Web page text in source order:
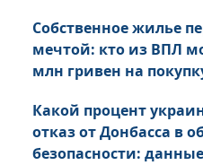
Собственное жилье
мечтой: кто из ВПЛ
млн гривен на
Какой процент
отказ от Донбасса в
безопасности: